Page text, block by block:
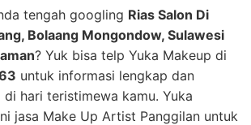
tengah googling Rias Salon Di
Bolaang Mongondow, Sulawesi
? Yuk bisa telp Yuka Makeup di
untuk informasi lengkap dan
hari teristimewa kamu. Yuka
jasa Make Up Artist Panggilan untuk